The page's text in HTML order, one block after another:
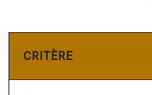
CRITÈRE